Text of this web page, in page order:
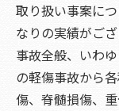
取り扱い事案に
なりの実績がご
事故全般、いわ
の軽傷事故から
傷、脊髄損傷、